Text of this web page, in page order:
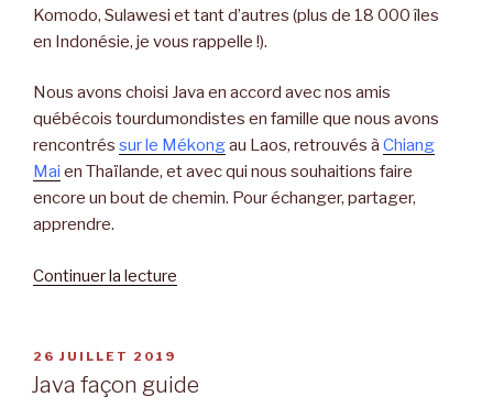
Komodo, Sulawesi et tant d’autres (plus de 18 000 îles
en Indonésie, je vous rappelle !).
Nous avons choisi Java en accord avec nos amis
québécois tourdumondistes en famille que nous avons
rencontrés sur le Mékongau Laos, retrouvés à Chiang
Mai en Thaïlande, et avec qui nous souhaitions faire
encore un bout de chemin. Pour échanger, partager,
apprendre.
Continuer la lecture
PUBLIÉ
LE
26 JUILLET 2019
Java façon guide